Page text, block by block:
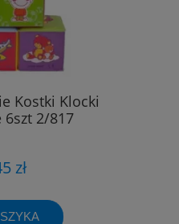
Kostki Klocki
6szt 2/817
zł